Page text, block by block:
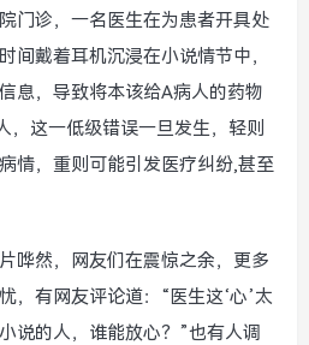
门诊，一名医生在为患者开具处
间戴着耳机沉浸在小说情节中，
息，导致将本该给A病人的药物
，这一低级错误一旦发生，轻则
情，重则可能引发医疗纠纷,甚至
哗然，网友们在震惊之余，更多
，有网友评论道：“医生这‘心’太
说的人，谁能放心？”也有人调